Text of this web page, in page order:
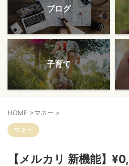
ブログ
子育て
HOME >マネー >
マネー
【メルカリ 新機能】